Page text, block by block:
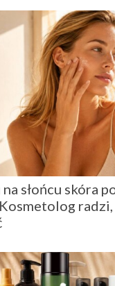
na słońcu skóra
radzi,